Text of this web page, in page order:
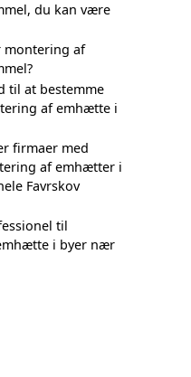
du kan være
montering af
til at bestemme
af emhætte i
firmaer med
af emhætter i
Favrskov
til
i byer nær